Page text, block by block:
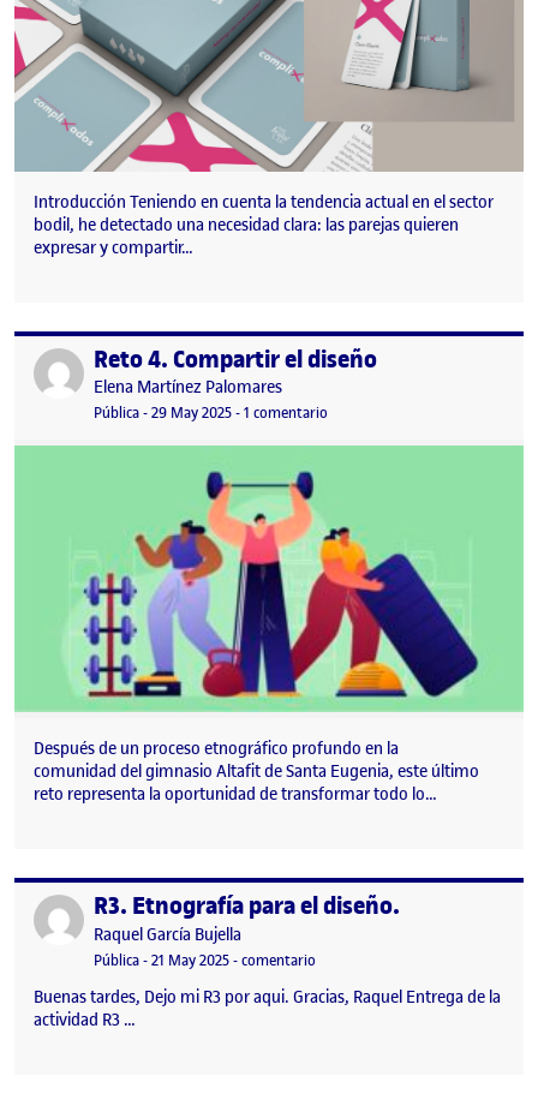
Introducción Teniendo en cuenta la tendencia actual en el sector
bodil, he detectado una necesidad clara: las parejas quieren
expresar y compartir…
Publicado porReto 4. Compartir el diseño
Publicado por
Elena Martínez Palomares
Visibilidad:
Pública-Fecha de publicación
29 May 2025-1 comentario
Después de un proceso etnográfico profundo en la
comunidad del gimnasio Altafit de Santa Eugenia, este último
reto representa la oportunidad de transformar todo lo…
Publicado porR3. Etnografía para el diseño.
Publicado por
Raquel García Bujella
Visibilidad:
Pública-Fecha de publicación
21 May 2025-comentario
Buenas tardes, Dejo mi R3 por aqui. Gracias, Raquel Entrega de la
actividad R3 …